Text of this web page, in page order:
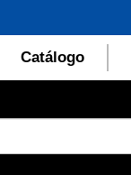
Catálogo